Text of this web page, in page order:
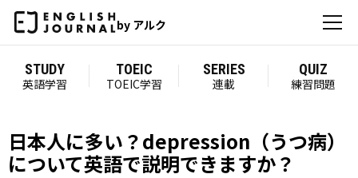
by アルク
STUDY
英語学習
TOEIC
TOEIC学習
SERIES
連載
QUIZ
練習問題
日本人に多い？depression（うつ病）
について英語で説明できますか？